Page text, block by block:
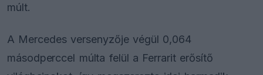
múlt.
A Mercedes versenyzője végül 0,064
másodperccel múlta felül a Ferrarit erősítő